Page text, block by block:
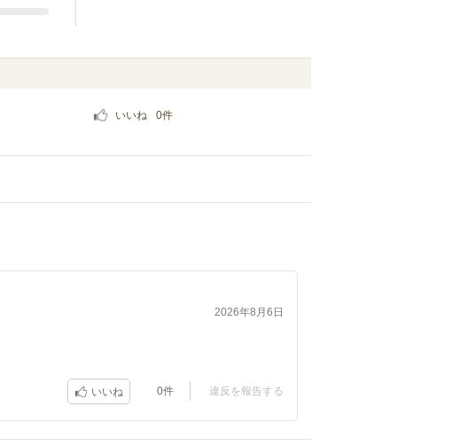
いいね 0件
2026年8月6日
いいね 0件 違反を報告する